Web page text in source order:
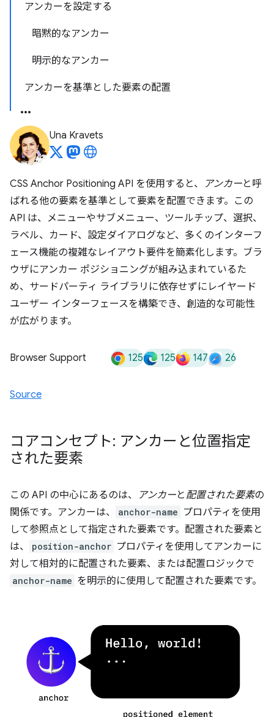
アンカーを設定する
暗黙的なアンカー
明示的なアンカー
アンカーを基準とした要素の配置
Una Kravets
CSS Anchor Positioning API を使用すると、 アンカーと呼
ばれる他の要素を基準として要素を配置できます。この
API は、メニューやサブメニュー、ツールチップ、選択、
ラベル、カード、設定ダイアログなど、多くのインターフ
ェース機能の複雑なレイアウト要件を簡素化します。ブラ
ウザにアンカー ポジショニングが組み込まれているた
め、サードパーティ ライブラリに依存せずにレイヤード
ユーザー インターフェースを構築でき、創造的な可能性
が広がります。
Browser Support 125 125 147 26
Source
コアコンセプト: アンカーと位置指定
された要素
この API の中心にあるのは、 アンカーと 配置された要素の
関係です。アンカーは、
anchor-name プロパティを使用
して参照点として指定された要素です。配置された要素と
は、
position-anchor プロパティを使用してアンカーに
対して相対的に配置された要素、または配置ロジックで
anchor-name を明示的に使用して配置された要素です。